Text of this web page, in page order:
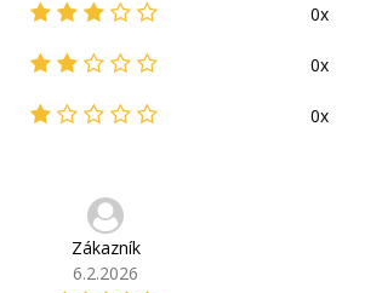
0x
0x
0x
Zákazník
6.2.2026